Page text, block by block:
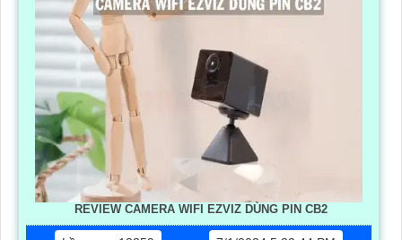
REVIEW CAMERA WIFI EZVIZ DÙNG PIN CB2